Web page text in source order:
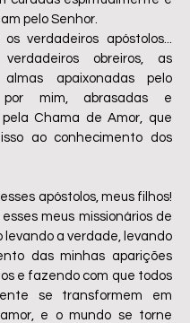
pelo Senhor.
verdadeiros apóstolos...
obreiros, as
almas apaixonadas pelo
mim, abrasadas e
Chama de Amor, que
ao conhecimento dos
apóstolos, meus filhos!
meus missionários de
levando a verdade, levando
das minhas aparições
e fazendo com que todos
se transformem em
e o mundo se torne